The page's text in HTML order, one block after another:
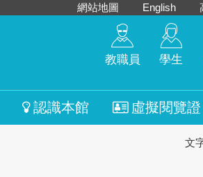
網站地圖 English
教職員 學生
認識本館 虛擬閱覽證
文